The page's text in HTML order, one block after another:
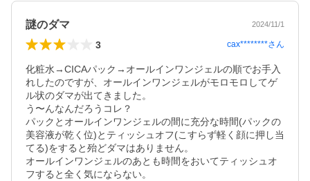
謎のダマ 2024/11/1
3 cax********さん
化粧水→CICAパック→オールインワンジェルの順でお手入
れしたのですが、オールインワンジェルがモロモロしてゲ
ル状のダマが出てきました。
う〜んなんだろうコレ？
パックとオールインワンジェルの間に充分な時間(パックの
美容液が乾く位)とティッシュオフ(こすらず軽く顔に押し当
てる)をすると殆どダマはありません。
オールインワンジェルのあとも時間をおいてティッシュオ
フすると全く気にならない。